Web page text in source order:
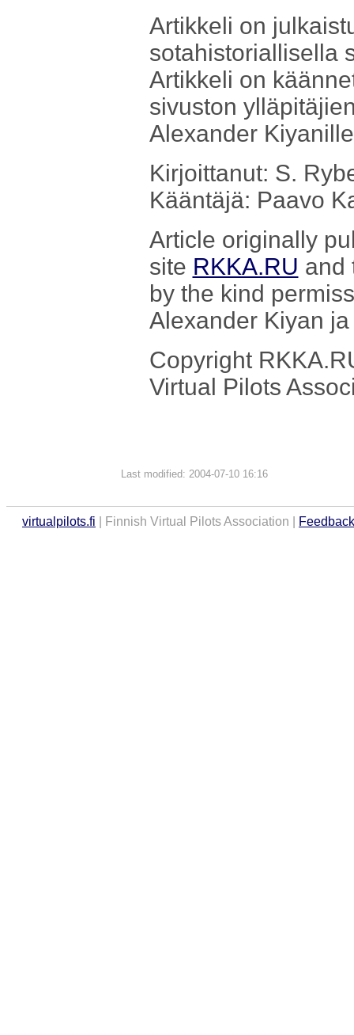
Artikkeli on
sotahistoriallisella
Artikkeli on
sivuston
Alexander
Kirjoittanut: S.
Kääntäjä: Paavo
Article originally
site RKKA.RU and
by the kind
Alexander Kiyan
Copyright
Virtual Pilots
Last modified: 2004-07-10 16:16
virtualpilots.fi | Finnish Virtual Pilots Association | Feedback